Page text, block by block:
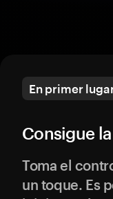
En primer
Consigue
Toma el
un toque. Es